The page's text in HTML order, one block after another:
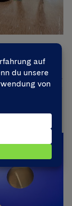
Schopflocher
Ausstellung auf